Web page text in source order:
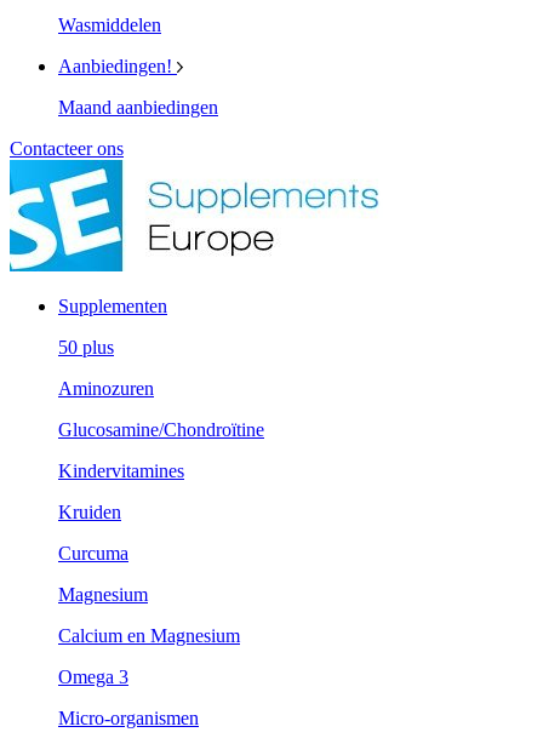
Wasmiddelen
Aanbiedingen!
Maand aanbiedingen
Contacteer ons
Supplementen
50 plus
Aminozuren
Glucosamine/Chondroïtine
Kindervitamines
Kruiden
Curcuma
Magnesium
Calcium en Magnesium
Omega 3
Micro-organismen